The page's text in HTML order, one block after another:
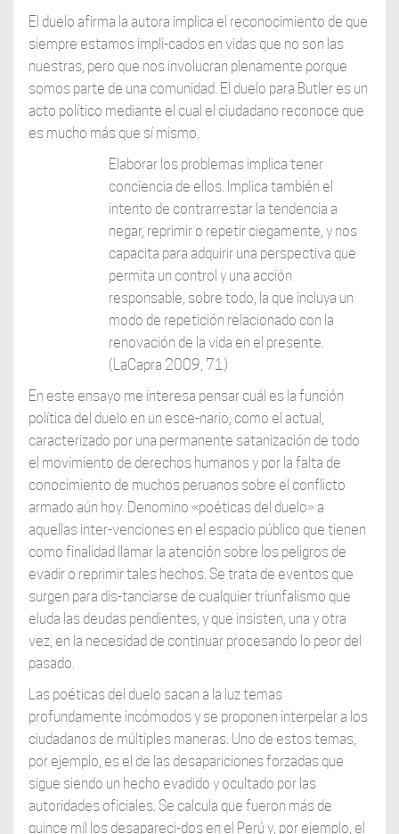
El duelo afirma la autora implica el reconocimiento de que
siempre estamos impli-cados en vidas que no son las
nuestras, pero que nos involucran plenamente porque
somos parte de una comunidad. El duelo para Butler es un
acto político mediante el cual el ciudadano reconoce que
es mucho más que sí mismo.
Elaborar los problemas implica tener
conciencia de ellos. Implica también el
intento de contrarrestar la tendencia a
negar, reprimir o repetir ciegamente, y nos
capacita para adquirir una perspectiva que
permita un control y una acción
responsable, sobre todo, la que incluya un
modo de repetición relacionado con la
renovación de la vida en el presente.
(LaCapra 2009, 71)
En este ensayo me interesa pensar cuál es la función
política del duelo en un esce-nario, como el actual,
caracterizado por una permanente satanización de todo
el movimiento de derechos humanos y por la falta de
conocimiento de muchos peruanos sobre el conflicto
armado aún hoy. Denomino «poéticas del duelo» a
aquellas inter-venciones en el espacio público que tienen
como finalidad llamar la atención sobre los peligros de
evadir o reprimir tales hechos. Se trata de eventos que
surgen para dis-tanciarse de cualquier triunfalismo que
eluda las deudas pendientes, y que insisten, una y otra
vez, en la necesidad de continuar procesando lo peor del
pasado.
Las poéticas del duelo sacan a la luz temas
profundamente incómodos y se proponen interpelar a los
ciudadanos de múltiples maneras. Uno de estos temas,
por ejemplo, es el de las desapariciones forzadas que
sigue siendo un hecho evadido y ocultado por las
autoridades oficiales. Se calcula que fueron más de
quince mil los desapareci-dos en el Perú y, por ejemplo, el